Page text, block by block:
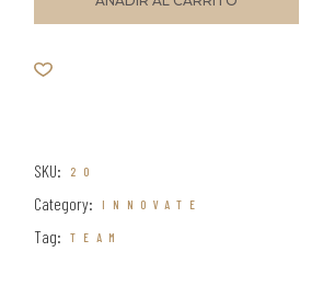
SKU: 20
Category: INNOVATE
Tag: TEAM